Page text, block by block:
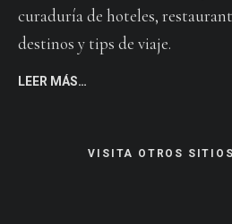
curaduría de hoteles,
destinos y tips de viaje.
LEER MÁS…
VISITA OTROS